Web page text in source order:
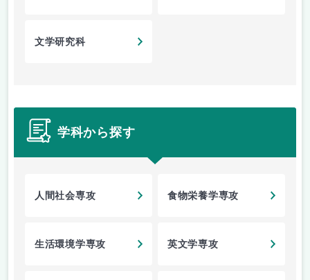
文学研究科
学科から探す
人間社会専攻 食物栄養学専攻
生活環境学専攻 英文学専攻